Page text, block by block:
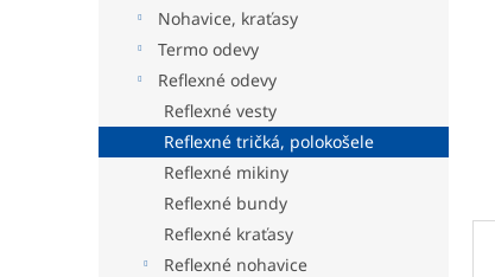
Nohavice, kraťasy
Termo odevy
Reflexné odevy
Reflexné vesty
Reflexné tričká, polokošele
Reflexné mikiny
Reflexné bundy
Reflexné kraťasy
Reflexné nohavice